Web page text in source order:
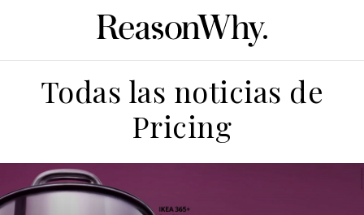
Todas las noticias de
Pricing